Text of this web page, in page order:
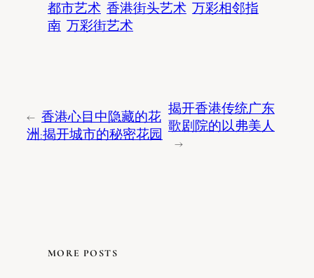
都市艺术 香港街头艺术 万彩相邻指
南 万彩街艺术
← 香港心目中隐藏的花
洲:揭开城市的秘密花园
揭开香港传统广东
歌剧院的以弗美人
→
MORE POSTS